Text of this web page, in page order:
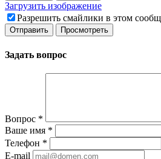
Загрузить изображение
Разрешить смайлики в этом
Задать вопрос
Вопрос *
Ваше имя *
Телефон *
E-mail